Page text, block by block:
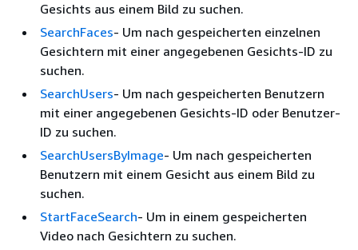
Gesichts aus einem Bild zu suchen.
SearchFaces- Um nach gespeicherten einzelnen
Gesichtern mit einer angegebenen Gesichts-ID zu
suchen.
SearchUsers- Um nach gespeicherten Benutzern
mit einer angegebenen Gesichts-ID oder Benutzer-
ID zu suchen.
SearchUsersByImage- Um nach gespeicherten
Benutzern mit einem Gesicht aus einem Bild zu
suchen.
StartFaceSearch- Um in einem gespeicherten
Video nach Gesichtern zu suchen.